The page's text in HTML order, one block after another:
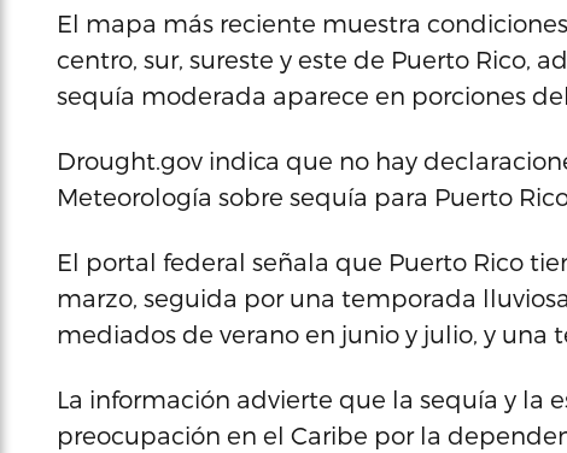
El mapa más reciente muestra
centro, sur, sureste y este de Puerto Rico,
sequía moderada aparece en porciones
Drought.gov indica que no hay
Meteorología sobre sequía para Puerto
El portal federal señala que Puerto Rico
marzo, seguida por una temporada
mediados de verano en junio y julio, y una
La información advierte que la sequía y la
preocupación en el Caribe por la